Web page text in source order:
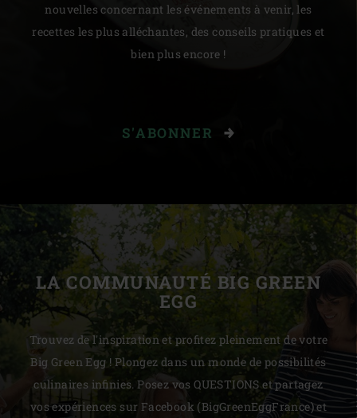
nouvelles concernant les événements à venir, les
recettes les plus alléchantes, des conseils pratiques et
bien plus encore !
S'ABONNER
LA COMMUNAUTÉ BIG GREEN
EGG
Trouvez de l'inspiration et profitez pleinement de votre
Big Green Egg ! Plongez dans un monde de possibilités
culinaires infinies. Posez vos QUESTIONS et partagez
vos expériences sur Facebook (BigGreenEggFrance) et